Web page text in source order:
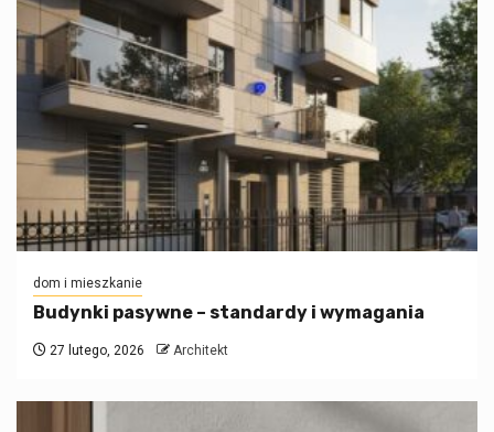
dom i mieszkanie
Budynki pasywne – standardy i wymagania
27 lutego, 2026 Architekt